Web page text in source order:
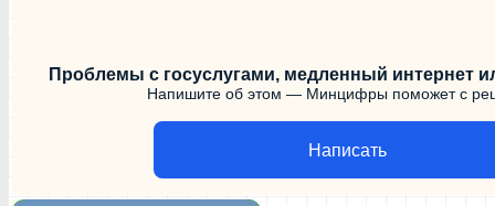
Проблемы с госуслугами, медленный интернет
Напишите об этом — Минцифры поможет с
Написать